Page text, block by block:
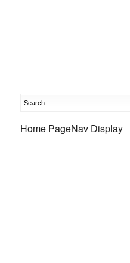
Home PageNav Display